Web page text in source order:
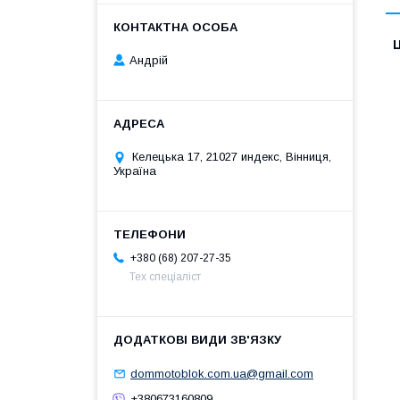
Андрій
Келецька 17, 21027 индекс, Вінниця,
Україна
+380 (68) 207-27-35
Тех спеціаліст
dommotoblok.com.ua@gmail.com